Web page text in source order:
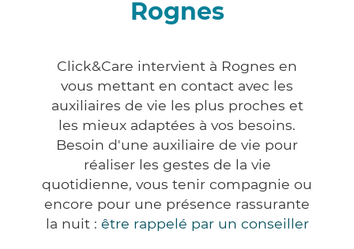
Rognes
Click&Care intervient à Rognes en
vous mettant en contact avec les
auxiliaires de vie les plus proches et
les mieux adaptées à vos besoins.
Besoin d'une auxiliaire de vie pour
réaliser les gestes de la vie
quotidienne, vous tenir compagnie ou
encore pour une présence rassurante
la nuit : être rappelé par un conseiller